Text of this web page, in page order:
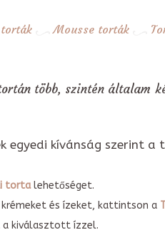
Mousse torták
több, szintén általam
egyedi kívánság szerint
tortalehetőséget.
és ízeket, kattintson a
a kiválasztott ízzel.